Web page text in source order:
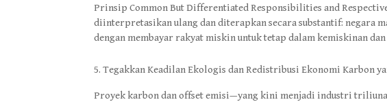
Prinsip Common But Differentiated Responsibilities and Respective
diinterpretasikan ulang dan diterapkan secara substantif: negara
dengan membayar rakyat miskin untuk tetap dalam kemiskinan dan
Tegakkan Keadilan Ekologis dan Redistribusi Ekonomi Karbon
Proyek karbon dan offset emisi—yang kini menjadi industri